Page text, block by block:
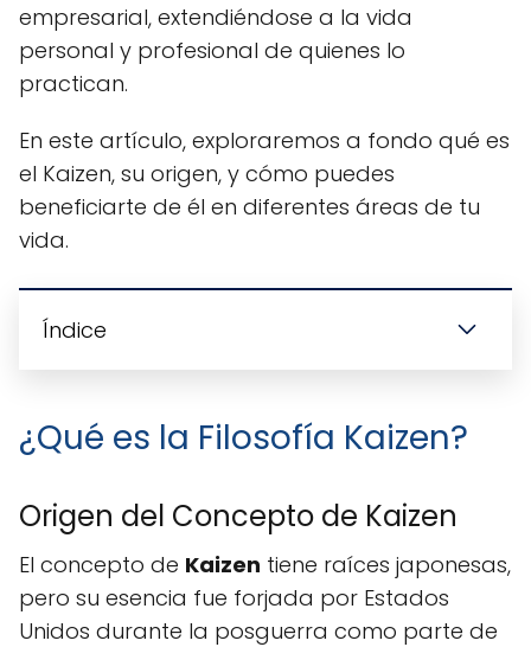
empresarial, extendiéndose a la vida
personal y profesional de quienes lo
practican.
En este artículo, exploraremos a fondo qué es
el Kaizen, su origen, y cómo puedes
beneficiarte de él en diferentes áreas de tu
vida.
Índice
¿Qué es la Filosofía Kaizen?
Origen del Concepto de Kaizen
El concepto de Kaizen tiene raíces japonesas,
pero su esencia fue forjada por Estados
Unidos durante la posguerra como parte de